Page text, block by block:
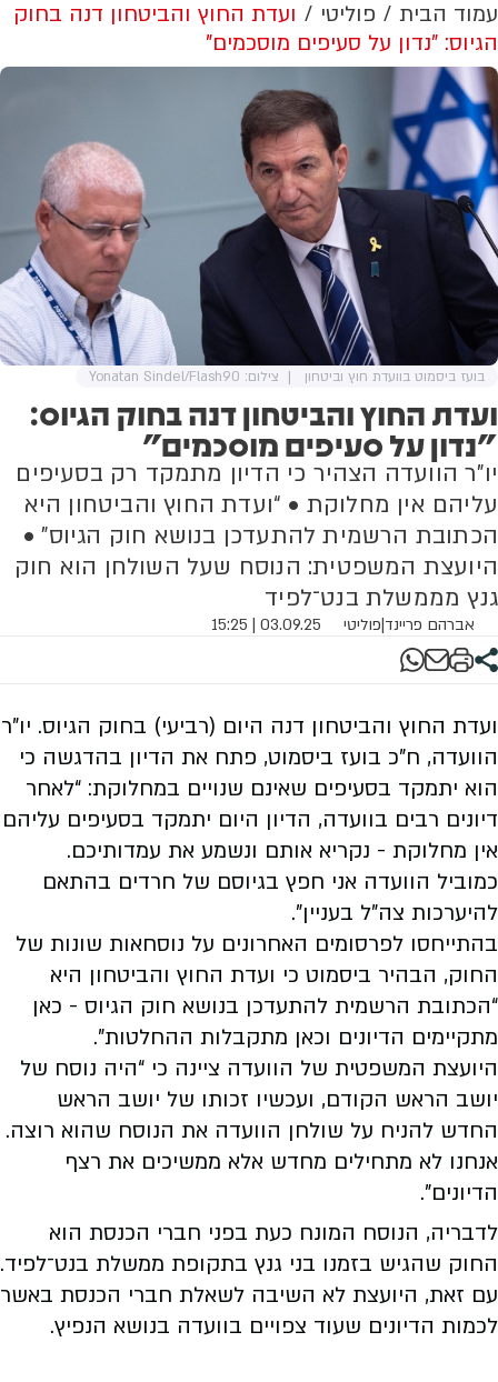
עמוד הבית פוליטי
ועדת החוץ והביטחון דנה בחוק
הגיוס: "נדון על סעיפים מוסכמים"
ועדת החוץ והביטחון דנה בחוק הגיוס:
"נדון על סעיפים מוסכמים"
יו"ר הוועדה הצהיר כי הדיון מתמקד רק בסעיפים
עליהם אין מחלוקת • “ועדת החוץ והביטחון היא
הכתובת הרשמית להתעדכן בנושא חוק הגיוס” •
היועצת המשפטית: הנוסח שעל השולחן הוא חוק
גנץ מממשלת בנט־לפיד
אברהם פריינד|פוליטי 03.09.25 | 15:25
בועז ביסמוט בוועדת חוץ וביטחון צילום: Yonatan Sindel/Flash90
ועדת החוץ והביטחון דנה היום (רביעי) בחוק הגיוס. יו”ר
הוועדה, ח”כ בועז ביסמוט, פתח את הדיון בהדגשה כי
הוא יתמקד בסעיפים שאינם שנויים במחלוקת: “לאחר
דיונים רבים בוועדה, הדיון היום יתמקד בסעיפים עליהם
אין מחלוקת - נקריא אותם ונשמע את עמדותיכם.
כמוביל הוועדה אני חפץ בגיוסם של חרדים בהתאם
להיערכות צה”ל בעניין”.
בהתייחסו לפרסומים האחרונים על נוסחאות שונות של
החוק, הבהיר ביסמוט כי ועדת החוץ והביטחון היא
“הכתובת הרשמית להתעדכן בנושא חוק הגיוס - כאן
מתקיימים הדיונים וכאן מתקבלות ההחלטות”.
היועצת המשפטית של הוועדה ציינה כי “היה נוסח של
יושב הראש הקודם, ועכשיו זכותו של יושב הראש
החדש להניח על שולחן הוועדה את הנוסח שהוא רוצה.
אנחנו לא מתחילים מחדש אלא ממשיכים את רצף
הדיונים”.
לדבריה, הנוסח המונח כעת בפני חברי הכנסת הוא
החוק שהגיש בזמנו בני גנץ בתקופת ממשלת בנט־לפיד.
עם זאת, היועצת לא השיבה לשאלת חברי הכנסת באשר
לכמות הדיונים שעוד צפויים בוועדה בנושא הנפיץ.